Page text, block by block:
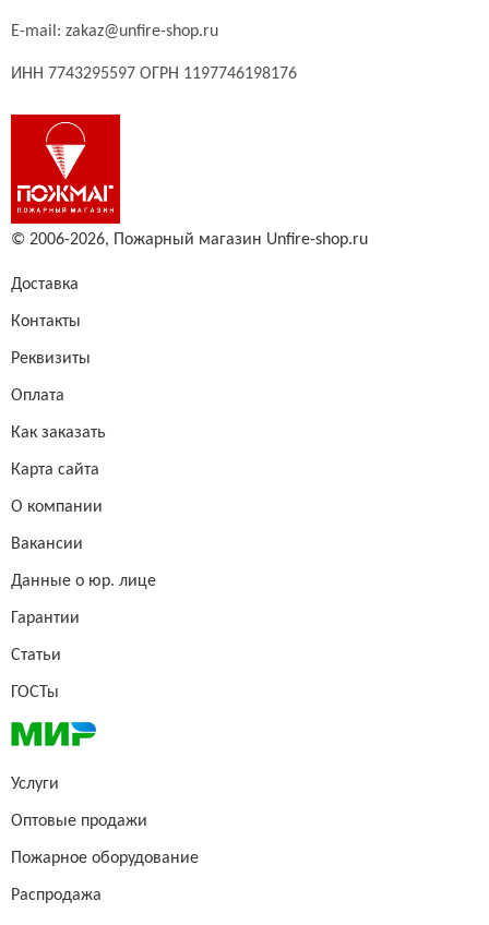
E-mail: zakaz@unfire-shop.ru
ИНН 7743295597 ОГРН 1197746198176
© 2006-2026, Пожарный магазин Unfire-shop.ru
Доставка
Контакты
Реквизиты
Оплата
Как заказать
Карта сайта
О компании
Вакансии
Данные о юр. лице
Гарантии
Статьи
ГОСТы
Услуги
Оптовые продажи
Пожарное оборудование
Распродажа